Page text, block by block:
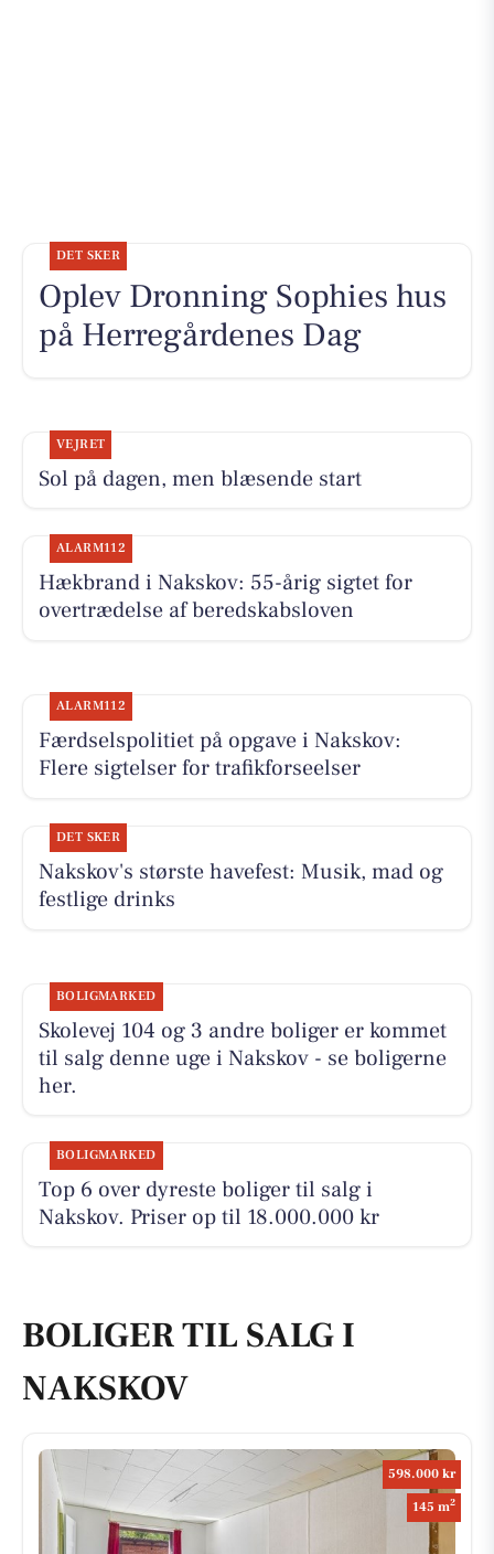
DET SKER
Oplev Dronning Sophies hus
på Herregårdenes Dag
VEJRET
Sol på dagen, men blæsende start
ALARM112
Hækbrand i Nakskov: 55-årig sigtet for
overtrædelse af beredskabsloven
ALARM112
Færdselspolitiet på opgave i Nakskov:
Flere sigtelser for trafikforseelser
DET SKER
Nakskov's største havefest: Musik, mad og
festlige drinks
BOLIGMARKED
Skolevej 104 og 3 andre boliger er kommet
til salg denne uge i Nakskov - se boligerne
her.
BOLIGMARKED
Top 6 over dyreste boliger til salg i
Nakskov. Priser op til 18.000.000 kr
BOLIGER TIL SALG I
NAKSKOV
598.000 kr
145 m2